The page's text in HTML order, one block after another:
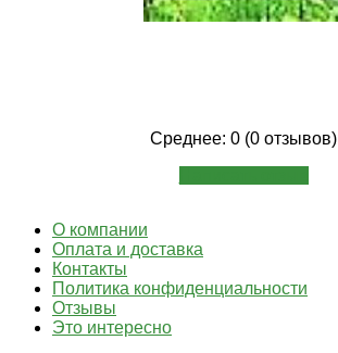
Среднее: 0 (0 отзывов)
О компании
Оплата и доставка
Контакты
Политика конфиденциальности
Отзывы
Это интересно